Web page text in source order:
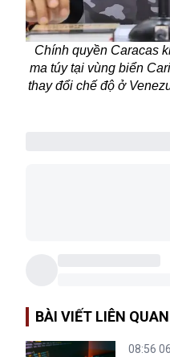
Chính quyền Caracas
ma túy tại vùng biển
thay đổi chế độ ở
BÀI VIẾT LIÊN QUAN
08:56